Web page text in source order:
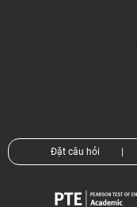
Đặt câu hỏi